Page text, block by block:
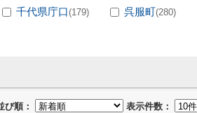
千代県庁口(179) 呉服町(280)
び順： 表示件数：